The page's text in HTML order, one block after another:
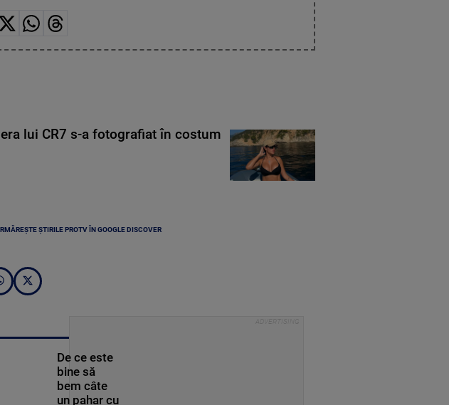
lui CR7 s-a fotografiat în costum
ȘTIRILE PROTV ÎN GOOGLE DISCOVER
De ce este
bine să
bem câte
un pahar cu